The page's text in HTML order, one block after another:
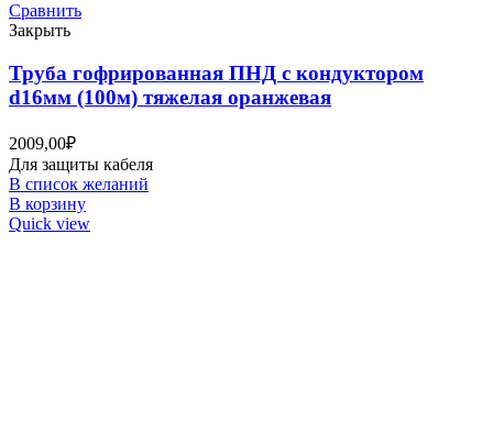
Сравнить
Закрыть
Труба гофрированная ПНД с кондуктором
d16мм (100м) тяжелая оранжевая
2009,00₽
Для защиты кабеля
В список желаний
В корзину
Quick view